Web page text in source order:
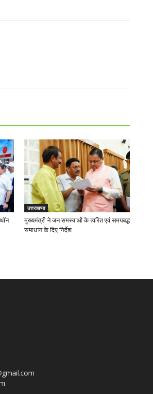
उत्तराखण्ड
मुख्यमंत्री ने जन समस्याओं के त्वरित एवं समयबद्ध
समाधान के दिए निर्देश